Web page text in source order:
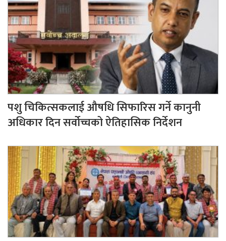
पशु चिकित्सकलाई औषधि सिफारिस गर्ने कानुनी
अधिकार दिन सर्वोच्चको ऐतिहासिक निर्देशन